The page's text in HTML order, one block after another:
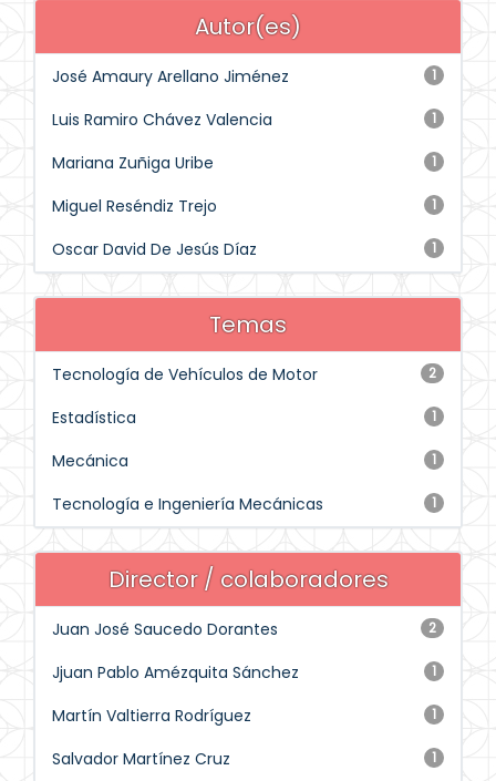
Autor(es)
1
José Amaury Arellano Jiménez
1
Luis Ramiro Chávez Valencia
1
Mariana Zuñiga Uribe
1
Miguel Reséndiz Trejo
1
Oscar David De Jesús Díaz
Temas
2
Tecnología de Vehículos de Motor
1
Estadística
1
Mecánica
1
Tecnología e Ingeniería Mecánicas
Director / colaboradores
2
Juan José Saucedo Dorantes
1
Jjuan Pablo Amézquita Sánchez
1
Martín Valtierra Rodríguez
1
Salvador Martínez Cruz